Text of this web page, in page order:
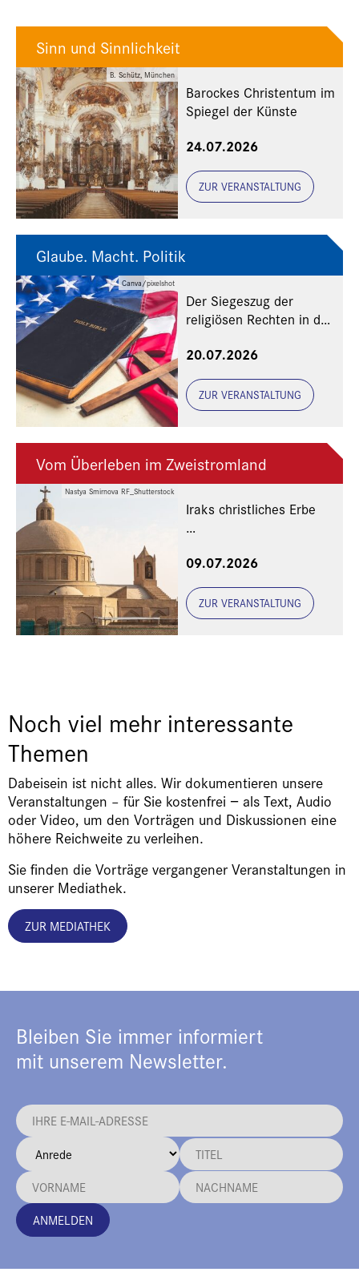
B. Schütz, München
Sinn und Sinnlichkeit
Barockes Christentum im
Spiegel der Künste
24.07.2026
ZUR VERANSTALTUNG
Canva/pixelshot
Glaube. Macht. Politik
Der Siegeszug der
religiösen Rechten in den
20.07.2026
ZUR VERANSTALTUNG
Nastya Smirnova RF_Shutterstock
Vom Überleben im Zweistromland
Iraks christliches Erbe
Freunde und Gönner
09.07.2026
ZUR VERANSTALTUNG
Noch viel mehr interessante
Themen
Dabeisein ist nicht alles. Wir dokumentieren unsere
Veranstaltungen – für Sie kostenfrei − als Text, Audio
oder Video, um den Vorträgen und Diskussionen eine
höhere Reichweite zu verleihen.
Sie finden die Vorträge vergangener Veranstaltungen in
unserer Mediathek.
ZUR MEDIATHEK
Bleiben Sie immer informiert
mit unserem Newsletter.
ANMELDEN